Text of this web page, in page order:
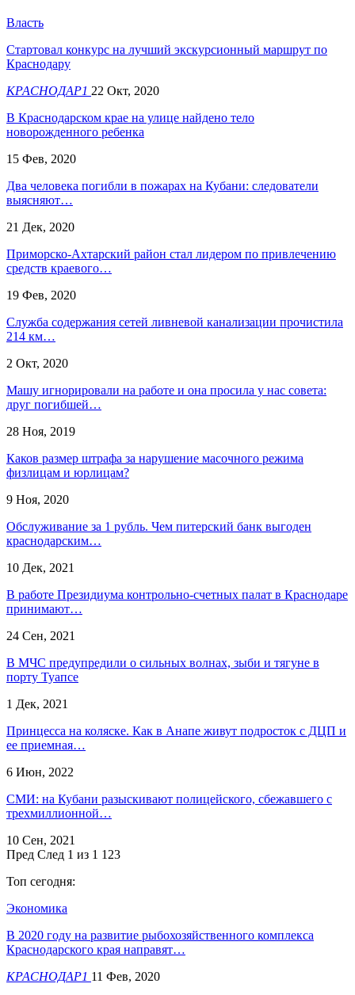
Власть
Стартовал конкурс на лучший экскурсионный маршрут по
Краснодару
КРАСНОДАР1 22 Окт, 2020
В Краснодарском крае на улице найдено тело
новорожденного ребенка
15 Фев, 2020
Два человека погибли в пожарах на Кубани: следователи
выясняют…
21 Дек, 2020
Приморско-Ахтарский район стал лидером по привлечению
средств краевого…
19 Фев, 2020
Служба содержания сетей ливневой канализации прочистила
214 км…
2 Окт, 2020
Машу игнорировали на работе и она просила у нас совета:
друг погибшей…
28 Ноя, 2019
Каков размер штрафа за нарушение масочного режима
физлицам и юрлицам?
9 Ноя, 2020
Обслуживание за 1 рубль. Чем питерский банк выгоден
краснодарским…
10 Дек, 2021
В работе Президиума контрольно-счетных палат в Краснодаре
принимают…
24 Сен, 2021
В МЧС предупредили о сильных волнах, зыби и тягуне в
порту Туапсе
1 Дек, 2021
Принцесса на коляске. Как в Анапе живут подросток с ДЦП и
ее приемная…
6 Июн, 2022
СМИ: на Кубани разыскивают полицейского, сбежавшего с
трехмиллионной…
10 Сен, 2021
Пред След 1 из 1 123
Топ сегодня:
Экономика
В 2020 году на развитие рыбохозяйственного комплекса
Краснодарского края направят…
КРАСНОДАР1 11 Фев, 2020